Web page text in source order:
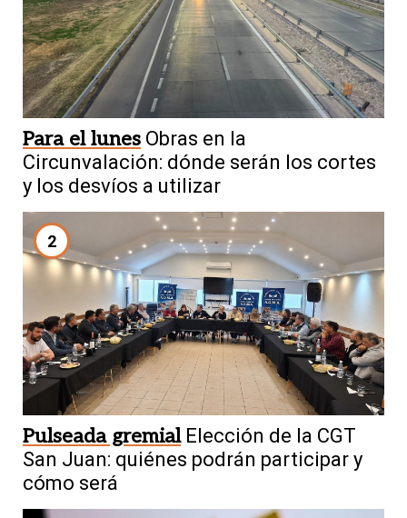
Para el lunes Obras en la
Circunvalación: dónde serán los cortes
y los desvíos a utilizar
2
Pulseada gremial Elección de la CGT
San Juan: quiénes podrán participar y
cómo será